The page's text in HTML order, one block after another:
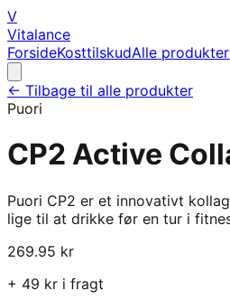
V
Vitalance
ForsideKosttilskudAlle produkter
← Tilbage til alle produkter
Puori
CP2 Active
Puori CP2 er et innovativt
lige til at drikke før en tur i
269.95 kr
+ 49 kr i fragt